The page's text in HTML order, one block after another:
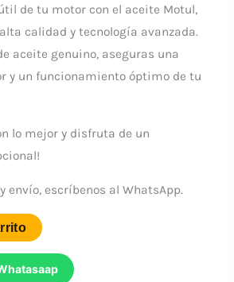
de tu motor con el aceite Motul,
calidad y tecnología avanzada.
aceite genuino, aseguras una
y un funcionamiento óptimo de tu
lo mejor y disfruta de un
envío, escríbenos al WhatsApp.